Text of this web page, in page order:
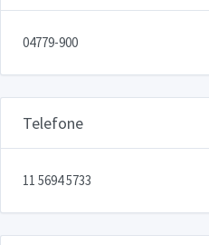
04779-900
Telefone
11 5694 5733